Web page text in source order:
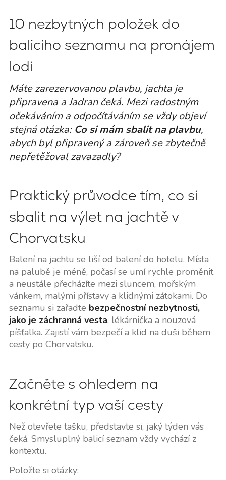
10 nezbytných položek do
balicího seznamu na pronájem
lodi
Máte zarezervovanou plavbu, jachta je
připravena a Jadran čeká. Mezi radostným
očekáváním a odpočítáváním se vždy objeví
stejná otázka: Co si mám sbalit na plavbu,
abych byl připravený a zároveň se zbytečně
nepřetěžoval zavazadly?
Praktický průvodce tím, co si
sbalit na výlet na jachtě v
Chorvatsku
Balení na jachtu se liší od balení do hotelu. Místa
na palubě je méně, počasí se umí rychle proměnit
a neustále přecházíte mezi sluncem, mořským
vánkem, malými přístavy a klidnými zátokami. Do
seznamu si zařaďte bezpečnostní nezbytnosti,
jako je záchranná vesta, lékárnička a nouzová
píšťalka. Zajistí vám bezpečí a klid na duši během
cesty po Chorvatsku.
Začněte s ohledem na
konkrétní typ vaší cesty
Než otevřete tašku, představte si, jaký týden vás
čeká. Smysluplný balicí seznam vždy vychází z
kontextu.
Položte si otázky: